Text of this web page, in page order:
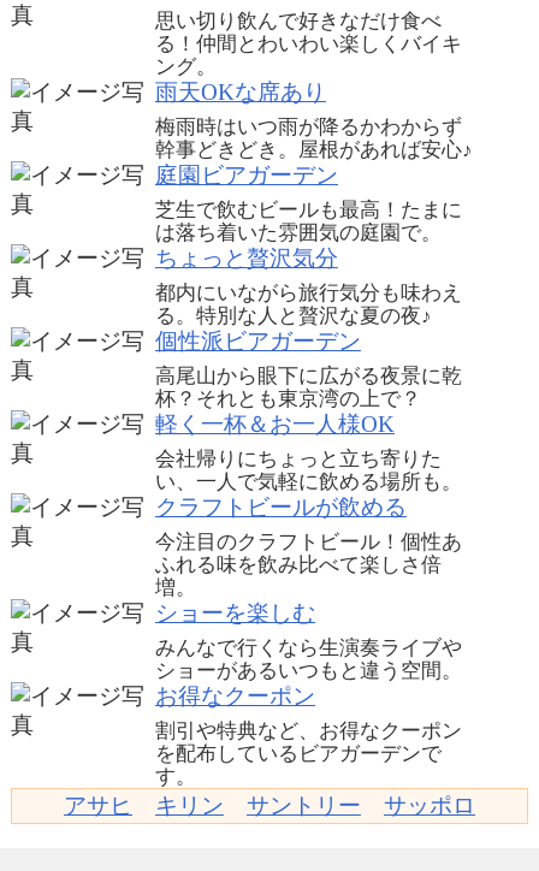
思い切り飲んで好きなだけ食べ
る！仲間とわいわい楽しくバイキ
ング。
雨天OKな席あり
梅雨時はいつ雨が降るかわからず
幹事どきどき。屋根があれば安心♪
庭園ビアガーデン
芝生で飲むビールも最高！たまに
は落ち着いた雰囲気の庭園で。
ちょっと贅沢気分
都内にいながら旅行気分も味わえ
る。特別な人と贅沢な夏の夜♪
個性派ビアガーデン
高尾山から眼下に広がる夜景に乾
杯？それとも東京湾の上で？
軽く一杯＆お一人様OK
会社帰りにちょっと立ち寄りた
い、一人で気軽に飲める場所も。
クラフトビールが飲める
今注目のクラフトビール！個性あ
ふれる味を飲み比べて楽しさ倍
増。
ショーを楽しむ
みんなで行くなら生演奏ライブや
ショーがあるいつもと違う空間。
お得なクーポン
割引や特典など、お得なクーポン
を配布しているビアガーデンで
す。
アサヒ キリン サントリー サッポロ